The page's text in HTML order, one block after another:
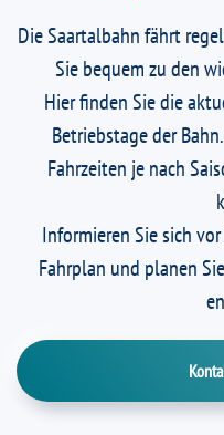
Die Saartalbahn fährt
Sie bequem zu den
Hier finden Sie die
Betriebstage der
Fahrzeiten je nach
Informieren Sie sich
Fahrplan und planen